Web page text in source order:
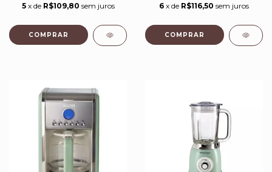
5 x de R$109,80 sem juros 6 x de R$116,50 sem juros